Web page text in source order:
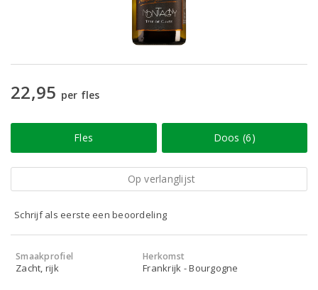
22,95 per fles
Fles Doos (6)
Op verlanglijst
Schrijf als eerste een beoordeling
Smaakprofiel
Zacht, rijk
Herkomst
Frankrijk - Bourgogne